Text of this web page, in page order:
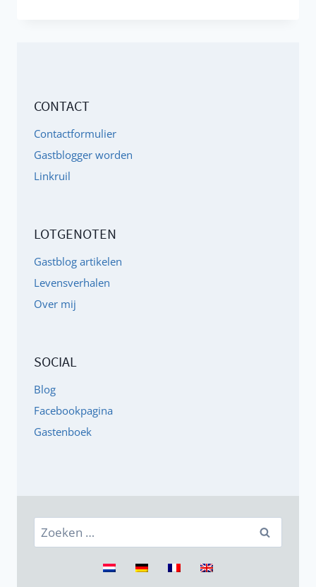
CONTACT
Contactformulier
Gastblogger worden
Linkruil
LOTGENOTEN
Gastblog artikelen
Levensverhalen
Over mij
SOCIAL
Blog
Facebookpagina
Gastenboek
Zoeken
naar: